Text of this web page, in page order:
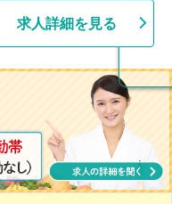
円
円
支給）
定あり）
分）※前年度実績
円/月）
上
求人詳細を見る